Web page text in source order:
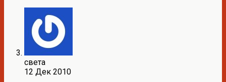
света
12 Дек 2010